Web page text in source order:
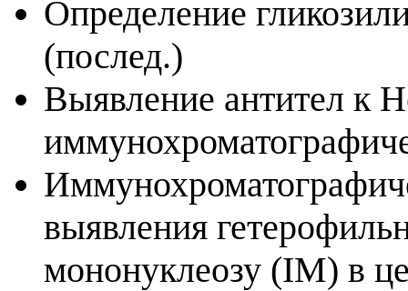
Определение
(послед.)
Выявление антител к
выявления
мононуклеозу (IM) в